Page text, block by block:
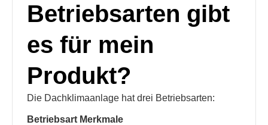
Betriebsarten gibt
es für mein
Produkt?
Die Dachklimaanlage hat drei Betriebsarten:
Betriebsart Merkmale